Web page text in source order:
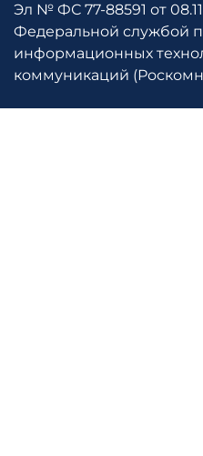
Эл № ФС 77-88591 от
Федеральной службой
информационных
коммуникаций